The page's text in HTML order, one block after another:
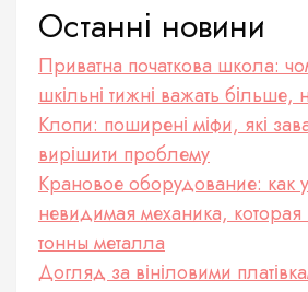
Останні новини
Приватна початкова школа:
шкільні тижні важать більше,
Клопи: поширені міфи, які
вирішити проблему
Крановое оборудование: как
невидимая механика,
тонны металла
Догляд за вініловими